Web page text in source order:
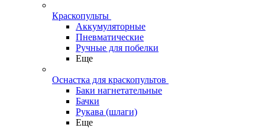
Краскопульты
Аккумуляторные
Пневматические
Ручные для побелки
Еще
Оснастка для краскопультов
Баки нагнетательные
Бачки
Рукава (шлаги)
Еще